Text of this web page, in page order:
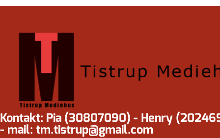
Kontakt: Pia (30807090) - Henry
- mail: tm.tistrup@gmail.com